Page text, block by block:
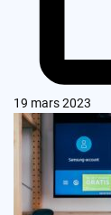
19 mars 2023